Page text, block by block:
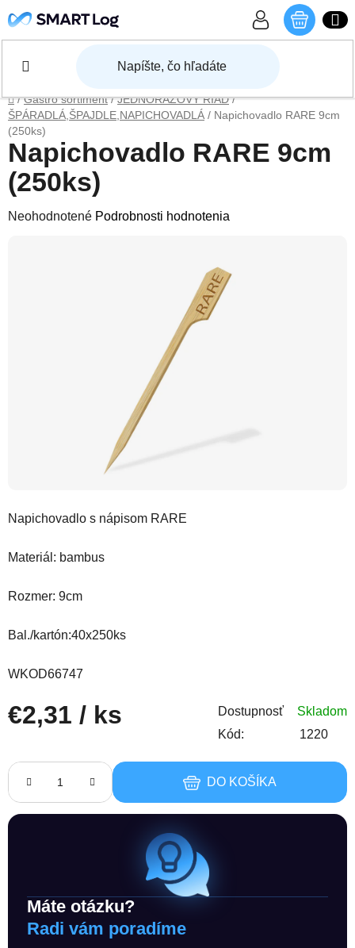
Domov
/ Gastro sortiment / JEDNORÁZOVÝ RIAD /
ŠPÁRADLÁ,ŠPAJDLE,NAPICHOVADLÁ / Napichovadlo RARE 9cm
(250ks)
Napichovadlo s nápisom RARE
Materiál: bambus
Rozmer: 9cm
Bal./kartón:40x250ks
WKOD66747
€2,31 / ks Dostupnosť
Skladom
Kód:
1220
DO KOŠÍKA
Máte otázku?
Radi vám poradíme
Napichovadlo RARE 9cm
(250ks)
Priemerné hodnotenie produktu je 0,0 z 5 hviezdičiek.
Neohodnotené Podrobnosti hodnotenia